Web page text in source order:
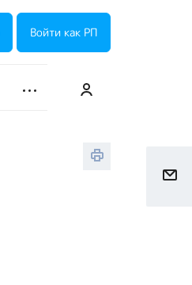
Войти как РП